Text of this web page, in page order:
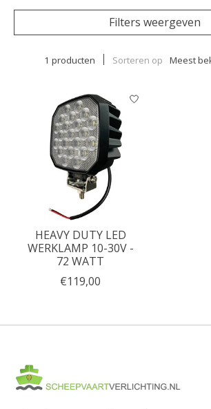
Filters weergeven
1 producten Sorteren op Meest
HEAVY DUTY LED
WERKLAMP 10-30V -
72 WATT
€119,00